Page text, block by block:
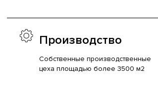
Производство
Собственные производственные
цеха площадью более 3500 м2